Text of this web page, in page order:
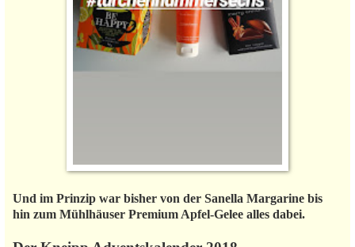
Und im Prinzip war bisher von der Sanella Margarine bis
hin zum Mühlhäuser Premium Apfel-Gelee alles dabei.